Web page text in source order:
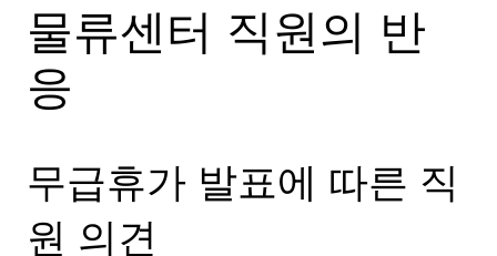
물류센터 직원의 반
응
무급휴가 발표에 따른 직
원 의견